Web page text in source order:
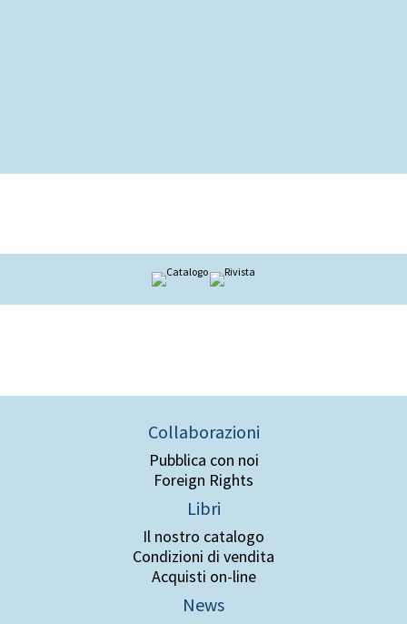
Collaborazioni
Pubblica con noi
Foreign Rights
Libri
Il nostro catalogo
Condizioni di vendita
Acquisti on-line
News